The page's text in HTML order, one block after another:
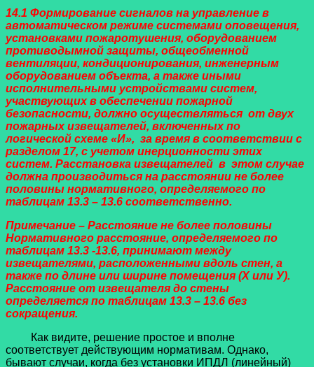
14.1 Формирование сигналов на управление в
автоматическом режиме системами оповещения,
установками пожаротушения, оборудованием
противодымной защиты, общеобменной
вентиляции, кондиционирования, инженерным
оборудованием объекта, а также иными
исполнительными устройствами систем,
участвующих в обеспечении пожарной
безопасности, должно осуществляться от двух
пожарных извещателей, включенных по
логической схеме «И», за время в соответствии с
разделом 17, с учетом инерционности этих
систем. Расстановка извещателей в этом случае
должна производиться на расстоянии не более
половины нормативного, определяемого по
таблицам 13.3 – 13.6 соответственно.
Примечание – Расстояние не более половины
Нормативного расстояние, определяемого по
таблицам 13.3 -13.6, принимают между
извещателями, расположенными вдоль стен, а
также по длине или ширине помещения (Х или У).
Расстояние от извещателя до стены
определяется по таблицам 13.3 – 13.6 без
сокращения.
Как видите, решение простое и вполне
соответствует действующим нормативам. Однако,
бывают случаи, когда без установки ИПДЛ (линейный)